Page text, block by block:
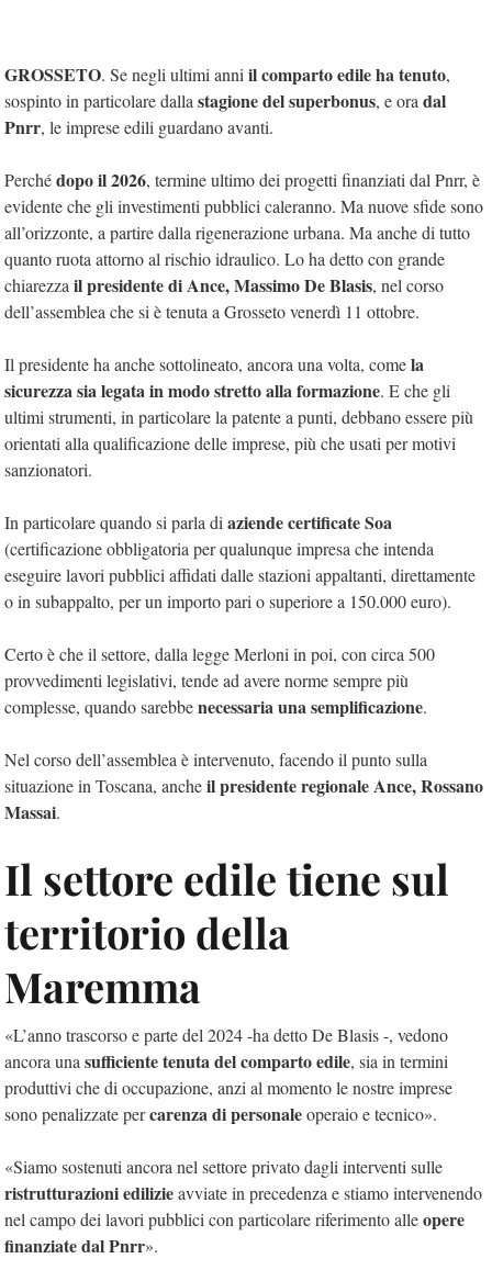
GROSSETO. Se negli ultimi anni il comparto edile ha tenuto,
sospinto in particolare dalla stagione del superbonus, e ora dal
Pnrr, le imprese edili guardano avanti.
Perchédopo il 2026, termine ultimo dei progetti finanziati dal Pnrr, è
evidente che gli investimenti pubblici caleranno. Ma nuove sfide sono
all’orizzonte, a partire dalla rigenerazione urbana. Ma anche di tutto
quanto ruota attorno al rischio idraulico. Lo ha detto con grande
chiarezza il presidente di Ance, Massimo De Blasis, nel corso
dell’assemblea che si è tenuta a Grosseto venerdì 11 ottobre.
Il presidente ha anche sottolineato, ancora una volta, comela
sicurezza sia legata in modo stretto alla formazione. E che gli
ultimi strumenti, in particolare la patente a punti, debbano essere più
orientati alla qualificazione delle imprese, più che usati per motivi
sanzionatori.
In particolare quando si parla di aziende certificate Soa
(certificazione obbligatoria per qualunque impresa che intenda
eseguire lavori pubblici affidati dalle stazioni appaltanti, direttamente
o in subappalto, per un importo pari o superiore a 150.000 euro).
Certo è che il settore, dalla legge Merloni in poi, con circa 500
provvedimenti legislativi, tende ad avere norme sempre più
complesse, quando sarebbenecessaria una semplificazione.
Nel corso dell’assemblea è intervenuto, facendo il punto sulla
situazione in Toscana, ancheil presidente regionale Ance, Rossano
Massai.
Il settore edile tiene sul
territorio della
Maremma
«L’anno trascorso e parte del 2024 -ha detto De Blasis -, vedono
ancora una sufficiente tenuta del comparto edile, sia in termini
produttivi che di occupazione, anzi al momento le nostre imprese
sono penalizzate percarenza di personaleoperaio e tecnico».
«Siamo sostenuti ancora nel settore privato dagli interventi sulle
ristrutturazioni edilizieavviate in precedenza e stiamo intervenendo
nel campo dei lavori pubblici con particolare riferimento alleopere
finanziate dal Pnrr».